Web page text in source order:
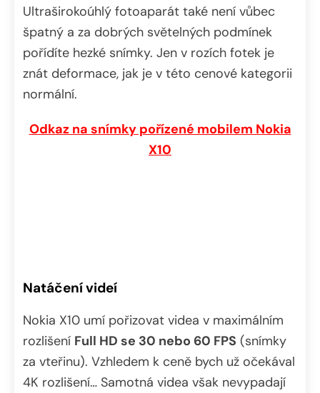
Ultraširokoúhlý fotoaparát také není vůbec
špatný a za dobrých světelných podmínek
pořídíte hezké snímky. Jen v rozích fotek je
znát deformace, jak je v této cenové kategorii
normální.
Odkaz na snímky pořízené mobilem Nokia
X10
Natáčení videí
Nokia X10 umí pořizovat videa v maximálním
rozlišení Full HD se 30 nebo 60 FPS (snímky
za vteřinu). Vzhledem k ceně bych už očekával
4K rozlišení… Samotná videa však nevypadají